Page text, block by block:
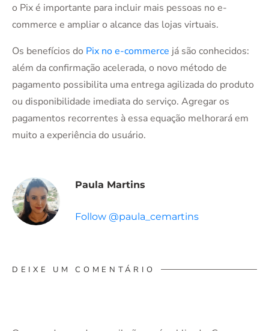
o Pix é importante para incluir mais pessoas no e-
commerce e ampliar o alcance das lojas virtuais.
Os benefícios do Pix no e-commerce já são conhecidos:
além da confirmação acelerada, o novo método de
pagamento possibilita uma entrega agilizada do produto
ou disponibilidade imediata do serviço. Agregar os
pagamentos recorrentes à essa equação melhorará em
muito a experiência do usuário.
Paula Martins
Follow @paula_cemartins
DEIXE UM COMENTÁRIO